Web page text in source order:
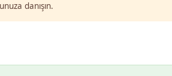
danışın.